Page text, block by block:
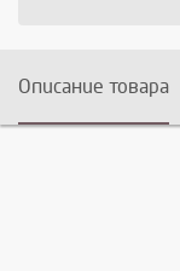
Описание товара